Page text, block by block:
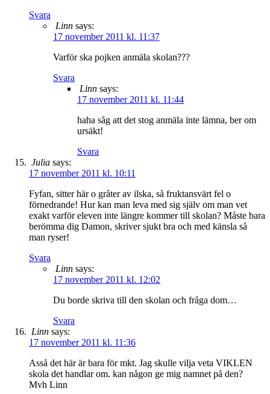
Svara
Linn says:
17 november 2011 kl. 11:37
Varför ska pojken anmäla skolan???
Svara
Linn says:
17 november 2011 kl. 11:44
haha såg att det stog anmäla inte lämna, ber om
ursäkt!
Svara
Julia says:
17 november 2011 kl. 10:11
Fyfan, sitter här o gråter av ilska, så fruktansvärt fel o
förnedrande! Hur kan man leva med sig själv om man vet
exakt varför eleven inte längre kommer till skolan? Måste bara
berömma dig Damon, skriver sjukt bra och med känsla så
man ryser!
Svara
Linn says:
17 november 2011 kl. 12:02
Du borde skriva till den skolan och fråga dom…
Svara
Linn says:
17 november 2011 kl. 11:36
Asså det här är bara för mkt. Jag skulle vilja veta VIKLEN
skola det handlar om. kan någon ge mig namnet på den?
Mvh Linn